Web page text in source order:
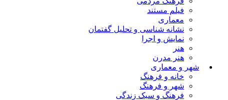
فیلم مستند
معماری
نشانه شناسی و تحلیل گفتمان
نمایش و اجرا
هنر
هنر مدرن
شهر و معماری
خانه و فرهنگ
شهر و فرهنگ
فرهنگ و سبک زندگی